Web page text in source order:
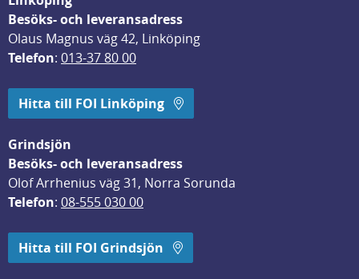
Besöks- och leveransadress
Olaus Magnus väg 42, Linköping
Telefon: 013-37 80 00
Hitta till FOI Linköping
Grindsjön
Besöks- och leveransadress
Olof Arrhenius väg 31, Norra Sorunda
Telefon: 08-555 030 00
Hitta till FOI Grindsjön